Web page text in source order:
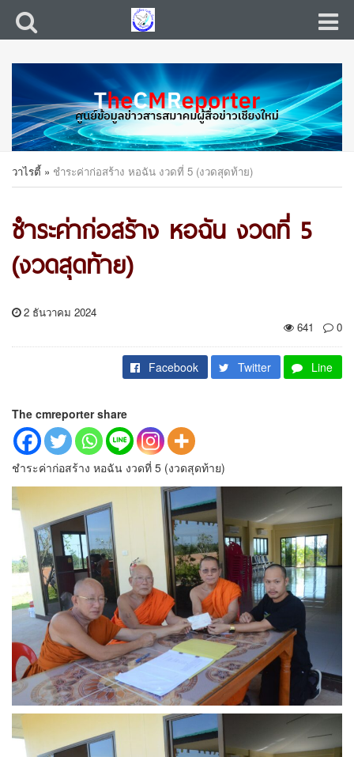
วาไรตี้ » ชำระค่าก่อสร้าง หอฉัน งวดที่ 5 (งวดสุดท้าย)
ชำระค่าก่อสร้าง หอฉัน งวดที่ 5
(งวดสุดท้าย)
2 ธันวาคม 2024
641
0
Facebook Twitter Line
The cmreporter share
ชำระค่าก่อสร้าง หอฉัน งวดที่ 5 (งวดสุดท้าย)